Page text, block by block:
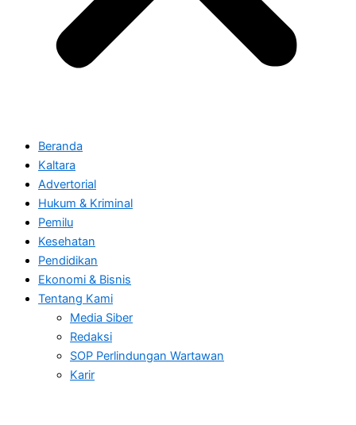
Beranda
Kaltara
Advertorial
Hukum & Kriminal
Pemilu
Kesehatan
Pendidikan
Ekonomi & Bisnis
Tentang Kami
Media Siber
Redaksi
SOP Perlindungan Wartawan
Karir